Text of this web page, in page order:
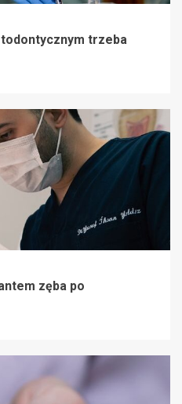
trzeba
zęba po